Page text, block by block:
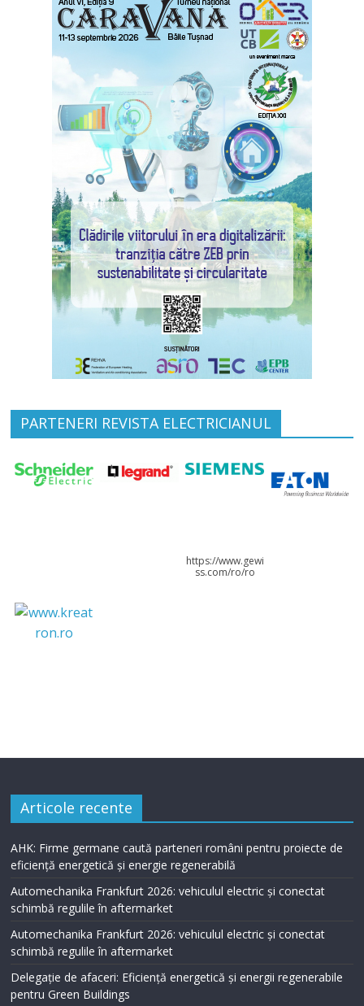
PARTENERI REVISTA ELECTRICIANUL
https://www.gewi
ss.com/ro/ro
Articole recente
AHK: Firme germane caută parteneri români pentru proiecte de
eficiență energetică și energie regenerabilă
Automechanika Frankfurt 2026: vehiculul electric și conectat
schimbă regulile în aftermarket
Automechanika Frankfurt 2026: vehiculul electric și conectat
schimbă regulile în aftermarket
Delegație de afaceri: Eficiență energetică și energii regenerabile
pentru Green Buildings